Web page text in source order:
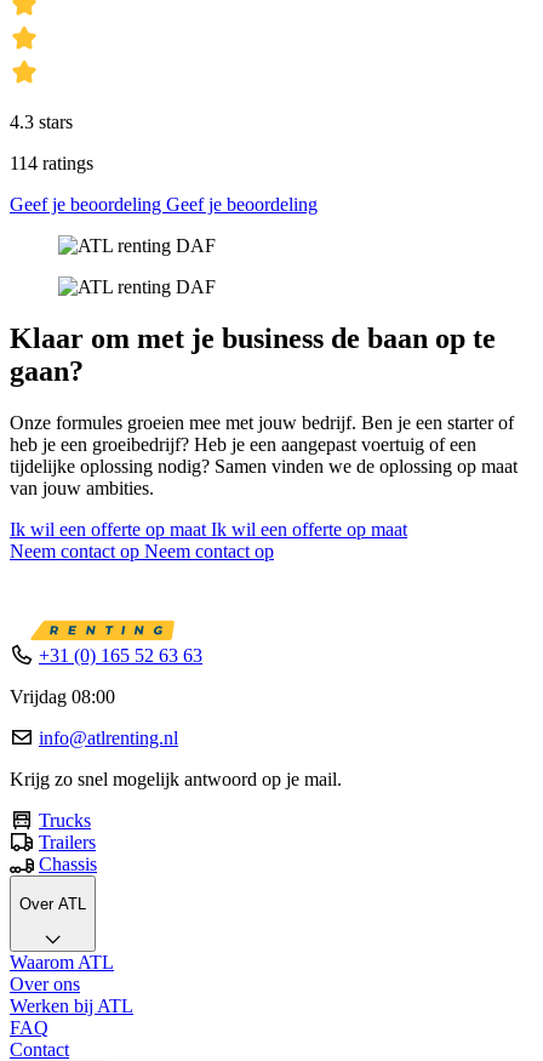
4.3 stars
114 ratings
Geef je beoordeling Geef je beoordeling
Klaar om met je business de baan op te
gaan?
Onze formules groeien mee met jouw bedrijf. Ben je een starter of
heb je een groeibedrijf? Heb je een aangepast voertuig of een
tijdelijke oplossing nodig? Samen vinden we de oplossing op maat
van jouw ambities.
Ik wil een offerte op maat Ik wil een offerte op maat
Neem contact op Neem contact op
+31 (0) 165 52 63 63
Vrijdag 08:00
info@atlrenting.nl
Krijg zo snel mogelijk antwoord op je mail.
Trucks
Trailers
Chassis
Over ATL
Waarom ATL
Over ons
Werken bij ATL
FAQ
Contact